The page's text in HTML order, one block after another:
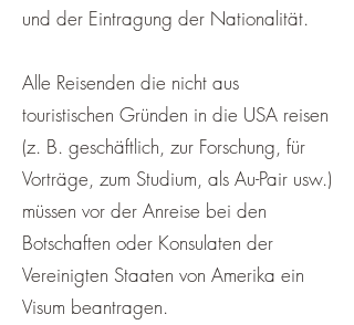
und der Eintragung der Nationalität.
Alle Reisenden die nicht aus
touristischen Gründen in die USA reisen
(z. B. geschäftlich, zur Forschung, für
Vorträge, zum Studium, als Au-Pair usw.)
müssen vor der Anreise bei den
Botschaften oder Konsulaten der
Vereinigten Staaten von Amerika ein
Visum beantragen.